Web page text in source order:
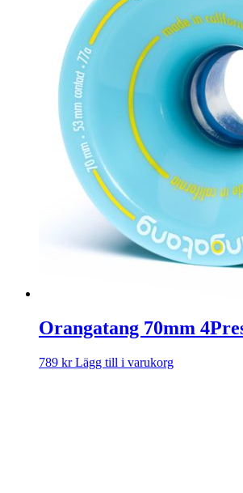
Orangatang 70mm
789 kr Lägg till i varukorg